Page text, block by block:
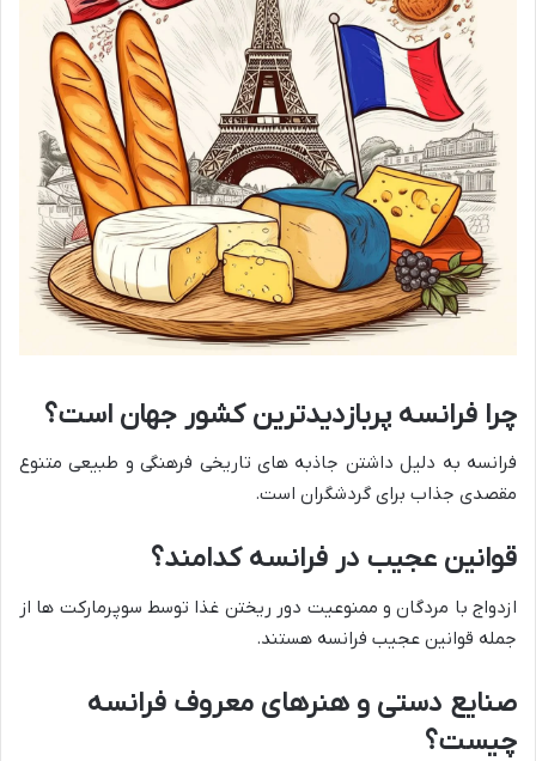
چرا فرانسه پربازدیدترین کشور جهان است؟
فرانسه به دلیل داشتن جاذبه های تاریخی فرهنگی و طبیعی متنوع
مقصدی جذاب برای گردشگران است.
قوانین عجیب در فرانسه کدامند؟
ازدواج با مردگان و ممنوعیت دور ریختن غذا توسط سوپرمارکت ها از
جمله قوانین عجیب فرانسه هستند.
صنایع دستی و هنرهای معروف فرانسه
چیست؟